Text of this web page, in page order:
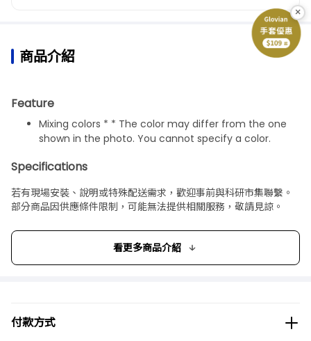
商品介紹
Feature
Mixing colors * * The color may differ from the one
shown in the photo. You cannot specify a color.
Specifications
Size: 131 x 20 mm
Package size
若有現場安裝、說明或特殊配送需求，歡迎事前與科研市集聯繫。
部分商品因供應條件限制，可能無法提供相關服務，敬請見諒。
看更多商品介紹
付款方式
×